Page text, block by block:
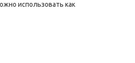
использовать как